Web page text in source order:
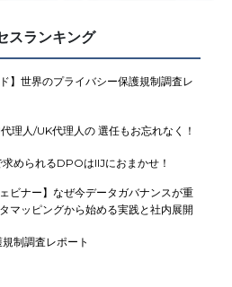
スランキング
】世界のプライバシー保護規制調査レ
理人/UK代理人の 選任もお忘れなく！
められるDPOはIIJにおまかせ！
ビナー】なぜ今データガバナンスが重
マッピングから始める実践と社内展開
制調査レポート